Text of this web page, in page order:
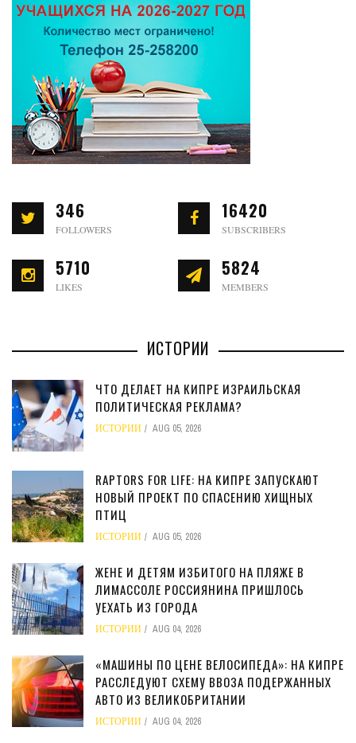
346
FOLLOWERS
16420
SUBSCRIBERS
5710
LIKES
5824
MEMBERS
ИСТОРИИ
ЧТО ДЕЛАЕТ НА КИПРЕ ИЗРАИЛЬСКАЯ
ПОЛИТИЧЕСКАЯ РЕКЛАМА?
ИСТОРИИ AUG 05, 2026
RAPTORS FOR LIFE: НА КИПРЕ ЗАПУСКАЮТ
НОВЫЙ ПРОЕКТ ПО СПАСЕНИЮ ХИЩНЫХ
ПТИЦ
ИСТОРИИ AUG 05, 2026
ЖЕНЕ И ДЕТЯМ ИЗБИТОГО НА ПЛЯЖЕ В
ЛИМАССОЛЕ РОССИЯНИНА ПРИШЛОСЬ
УЕХАТЬ ИЗ ГОРОДА
ИСТОРИИ AUG 04, 2026
«МАШИНЫ ПО ЦЕНЕ ВЕЛОСИПЕДА»: НА КИПРЕ
РАССЛЕДУЮТ СХЕМУ ВВОЗА ПОДЕРЖАННЫХ
АВТО ИЗ ВЕЛИКОБРИТАНИИ
ИСТОРИИ AUG 04, 2026